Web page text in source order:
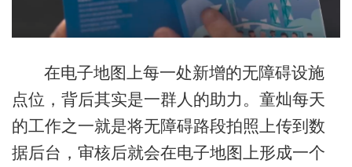
在电子地图上每一处新增的无障碍设施
点位，背后其实是一群人的助力。童灿每天
的工作之一就是将无障碍路段拍照上传到数
据后台，审核后就会在电子地图上形成一个